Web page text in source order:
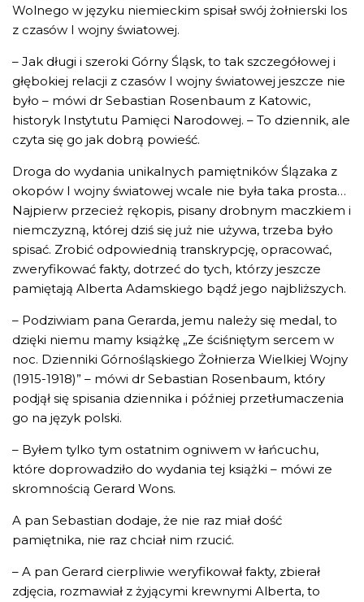
Wolnego w języku niemieckim spisał swój żołnierski los
z czasów I wojny światowej.
– Jak długi i szeroki Górny Śląsk, to tak szczegółowej i
głębokiej relacji z czasów I wojny światowej jeszcze nie
było – mówi dr Sebastian Rosenbaum z Katowic,
historyk Instytutu Pamięci Narodowej. – To dziennik, ale
czyta się go jak dobrą powieść.
Droga do wydania unikalnych pamiętników Ślązaka z
okopów I wojny światowej wcale nie była taka prosta…
Najpierw przecież rękopis, pisany drobnym maczkiem i
niemczyzną, której dziś się już nie używa, trzeba było
spisać. Zrobić odpowiednią transkrypcję, opracować,
zweryfikować fakty, dotrzeć do tych, którzy jeszcze
pamiętają Alberta Adamskiego bądź jego najbliższych.
– Podziwiam pana Gerarda, jemu należy się medal, to
dzięki niemu mamy książkę „Ze ściśniętym sercem w
noc. Dzienniki Górnośląskiego Żołnierza Wielkiej Wojny
(1915-1918)” – mówi dr Sebastian Rosenbaum, który
podjął się spisania dziennika i później przetłumaczenia
go na język polski.
– Byłem tylko tym ostatnim ogniwem w łańcuchu,
które doprowadziło do wydania tej książki – mówi ze
skromnością Gerard Wons.
A pan Sebastian dodaje, że nie raz miał dość
pamiętnika, nie raz chciał nim rzucić.
– A pan Gerard cierpliwie weryfikował fakty, zbierał
zdjęcia, rozmawiał z żyjącymi krewnymi Alberta, to